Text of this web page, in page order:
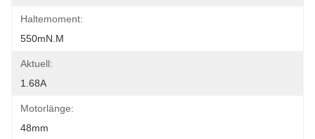
Haltemoment:
550mN.m
Aktuell:
1.68A
Motorlänge:
48mm